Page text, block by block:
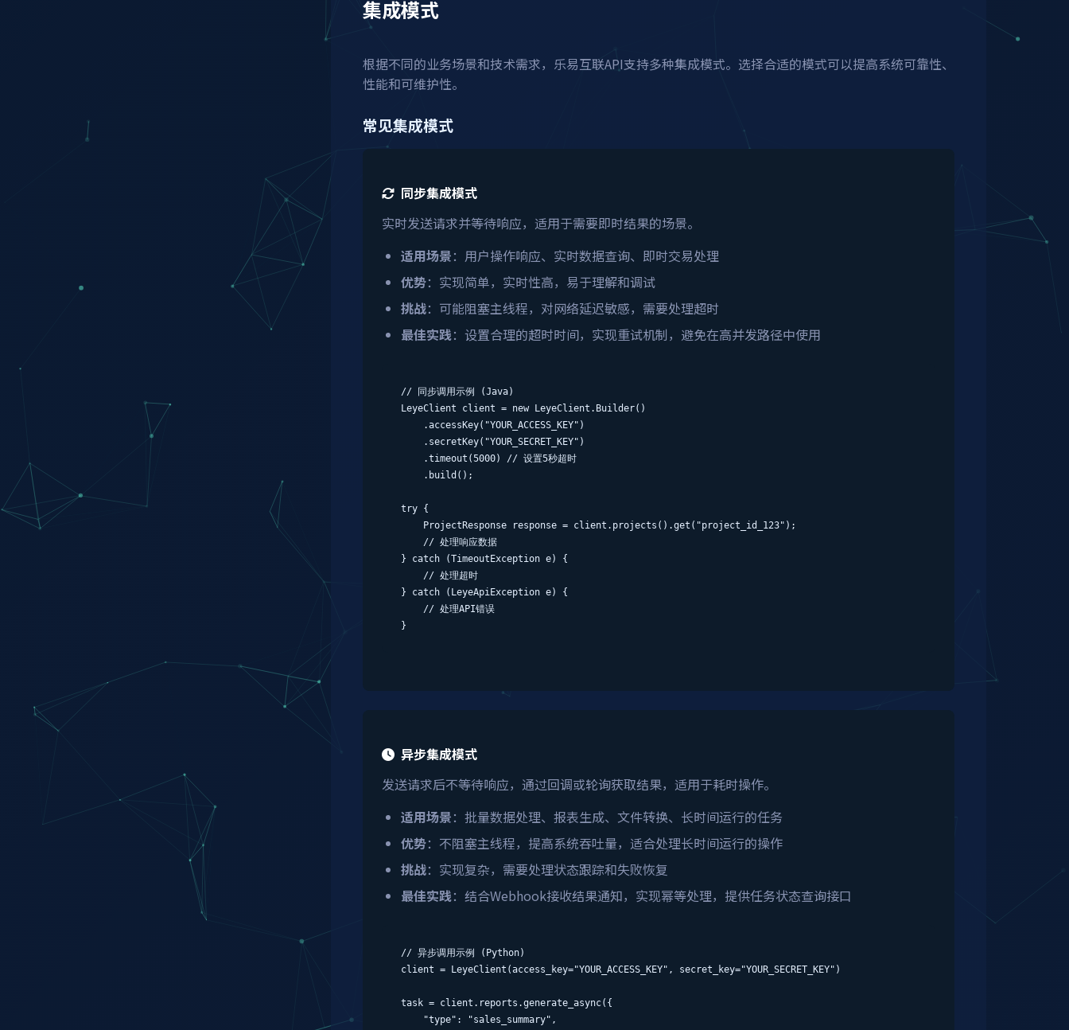
集成模式
根据不同的业务场景和技术需求，乐易互联API支持多种集成模式。选择合适的模式可以提高系统可靠性、
性能和可维护性。
常见集成模式
同步集成模式
实时发送请求并等待响应，适用于需要即时结果的场景。
适用场景：用户操作响应、实时数据查询、即时交易处理
优势：实现简单，实时性高，易于理解和调试
挑战：可能阻塞主线程，对网络延迟敏感，需要处理超时
最佳实践：设置合理的超时时间，实现重试机制，避免在高并发路径中使用
// 同步调用示例 (Java)
LeyeClient client = new LeyeClient.Builder()
    .accessKey("YOUR_ACCESS_KEY")
    .secretKey("YOUR_SECRET_KEY")
    .timeout(5000) // 设置5秒超时
    .build();
try {
    ProjectResponse response = client.projects().get("project_id_123");
    // 处理响应数据
} catch (TimeoutException e) {
    // 处理超时
} catch (LeyeApiException e) {
    // 处理API错误
}
异步集成模式
发送请求后不等待响应，通过回调或轮询获取结果，适用于耗时操作。
适用场景：批量数据处理、报表生成、文件转换、长时间运行的任务
优势：不阻塞主线程，提高系统吞吐量，适合处理长时间运行的操作
挑战：实现复杂，需要处理状态跟踪和失败恢复
最佳实践：结合Webhook接收结果通知，实现幂等处理，提供任务状态查询接口
// 异步调用示例 (Python)
client = LeyeClient(access_key="YOUR_ACCESS_KEY", secret_key="YOUR_SECRET_KEY")
task = client.reports.generate_async({
    "type": "sales_summary",